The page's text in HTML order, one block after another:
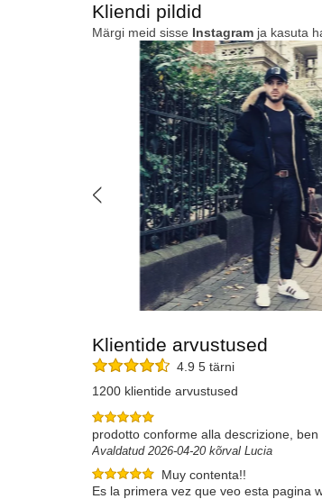
Kliendi pildid
Märgi meid sisse Instagram ja kasuta
Klientide arvustused
4.9 5 tärni
1200 klientide arvustused
prodotto conforme alla descrizione, ben
Avaldatud 2026-04-20 kõrval Lucia
Muy contenta!!
Es la primera vez que veo esta pagina